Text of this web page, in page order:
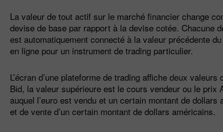
La valeur de tout actif sur le marché financier change
devise de base par rapport à la devise cotée. Chacune
est automatiquement connecté à la valeur précédente
en ligne pour un instrument de trading particulier.
L’écran d’une plateforme de trading affiche deux
Bid, la valeur supérieure est le cours vendeur ou le
auquel l’euro est vendu et un certain montant de
et de vente d’un certain montant de dollars américains.